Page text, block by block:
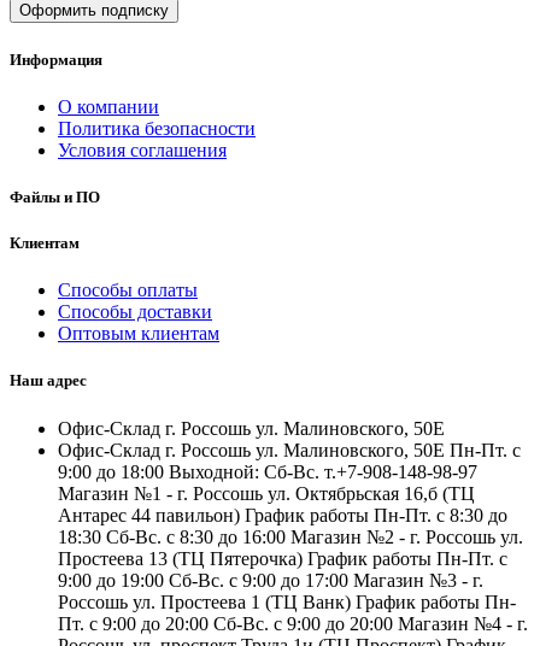
Оформить подписку
Информация
О компании
Политика безопасности
Условия соглашения
Файлы и ПО
Клиентам
Способы оплаты
Способы доставки
Оптовым клиентам
Наш адрес
Офис-Склад г. Россошь ул. Малиновского, 50Е
Офис-Склад г. Россошь ул. Малиновского, 50Е Пн-Пт. с
9:00 до 18:00 Выходной: Сб-Вс. т.+7-908-148-98-97
Магазин №1 - г. Россошь ул. Октябрьская 16,б (ТЦ
Антарес 44 павильон) График работы Пн-Пт. с 8:30 до
18:30 Сб-Вс. с 8:30 до 16:00 Магазин №2 - г. Россошь ул.
Простеева 13 (ТЦ Пятерочка) График работы Пн-Пт. с
9:00 до 19:00 Сб-Вс. с 9:00 до 17:00 Магазин №3 - г.
Россошь ул. Простеева 1 (ТЦ Ванк) График работы Пн-
Пт. с 9:00 до 20:00 Сб-Вс. с 9:00 до 20:00 Магазин №4 - г.